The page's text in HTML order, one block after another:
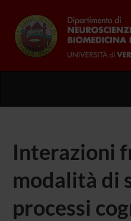
Interazioni
modalità di
processi